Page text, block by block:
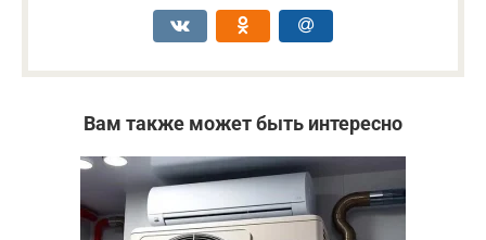
Вам также может быть интересно